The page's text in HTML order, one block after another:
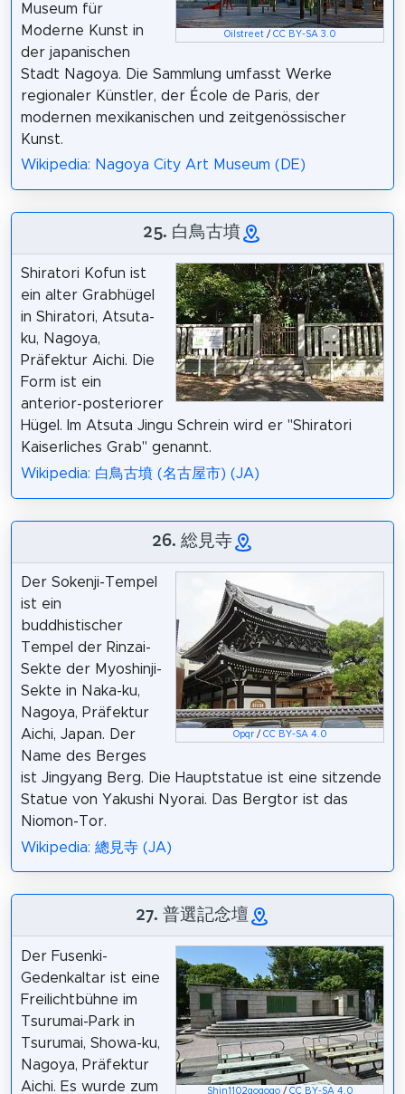
Oilstreet/ CC BY-SA 3.0
Museum für
Moderne Kunst in
der japanischen
Stadt Nagoya. Die Sammlung umfasst Werke
regionaler Künstler, der École de Paris, der
modernen mexikanischen und zeitgenössischer
Kunst.
Wikipedia: Nagoya City Art Museum (DE)
25. 白鳥古墳
Shiratori Kofun ist
ein alter Grabhügel
in Shiratori, Atsuta-
ku, Nagoya,
Präfektur Aichi. Die
Form ist ein
anterior-posteriorer
Hügel. Im Atsuta Jingu Schrein wird er "Shiratori
Kaiserliches Grab" genannt.
Wikipedia: 白鳥古墳 (名古屋市) (JA)
26. 総見寺
Opqr/ CC BY-SA 4.0
Der Sokenji-Tempel
ist ein
buddhistischer
Tempel der Rinzai-
Sekte der Myoshinji-
Sekte in Naka-ku,
Nagoya, Präfektur
Aichi, Japan. Der
Name des Berges
ist Jingyang Berg. Die Hauptstatue ist eine sitzende
Statue von Yakushi Nyorai. Das Bergtor ist das
Niomon-Tor.
Wikipedia: 總見寺 (JA)
27. 普選記念壇
Shin1102gogogo/ CC BY-SA 4.0
Der Fusenki-
Gedenkaltar ist eine
Freilichtbühne im
Tsurumai-Park in
Tsurumai, Showa-ku,
Nagoya, Präfektur
Aichi. Es wurde zum